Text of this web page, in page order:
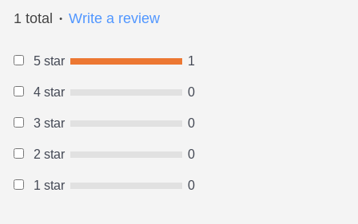
1 total ● Write a review
5 star 1
4 star 0
3 star 0
2 star 0
1 star 0